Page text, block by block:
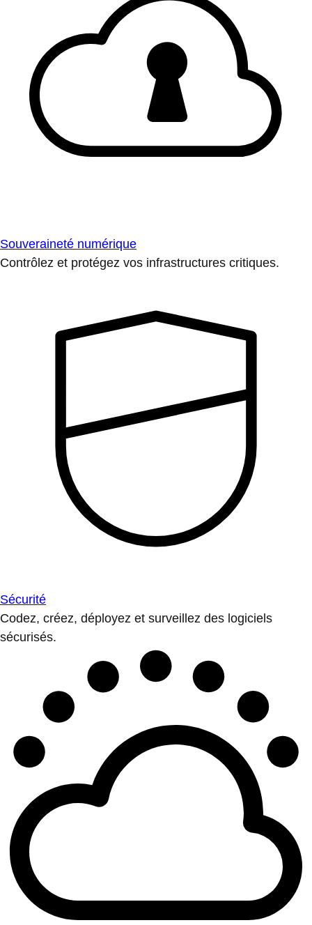
Souveraineté numérique
Contrôlez et protégez vos infrastructures critiques.
Sécurité
Codez, créez, déployez et surveillez des logiciels
sécurisés.